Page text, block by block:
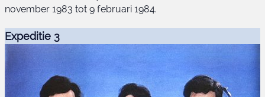
november 1983 tot 9 februari 1984.
Expeditie 3